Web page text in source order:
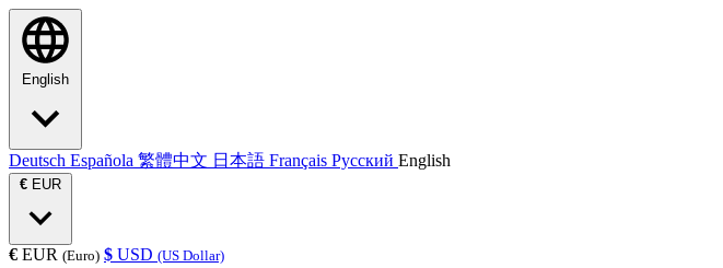
English
Deutsch Española 繁體中文 日本語 Français Русский English
€ EUR
€ EUR (Euro) $ USD (US Dollar)